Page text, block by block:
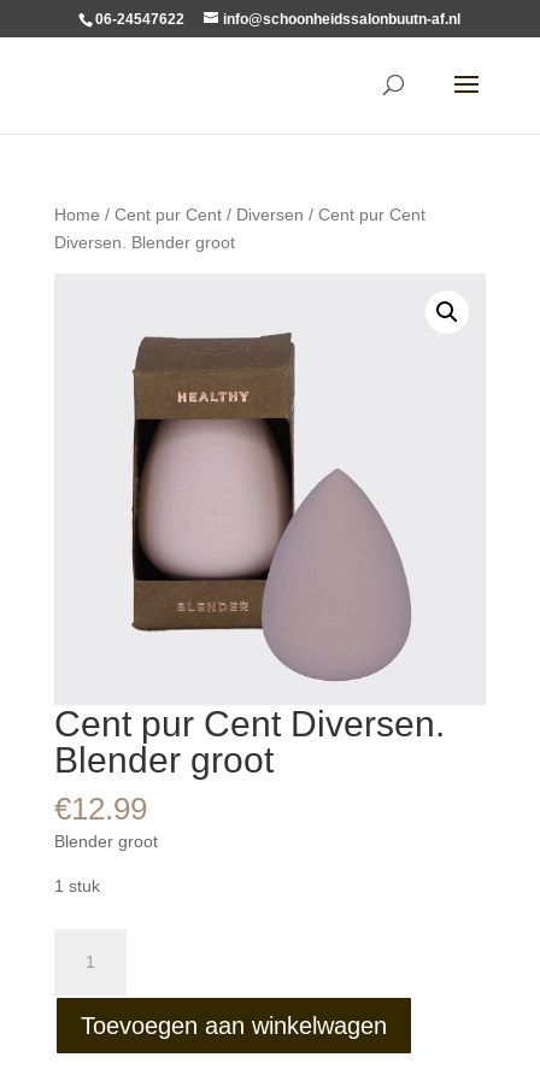
06-24547622 info@schoonheidssalonbuutn-af.nl
Home / Cent pur Cent/ Diversen / Cent pur Cent
Diversen. Blender groot
Cent pur Cent Diversen.
Blender groot
€12.99
Blender groot
1 stuk
Cent
Diversen.
Blender
Toevoegen aan winkelwagen